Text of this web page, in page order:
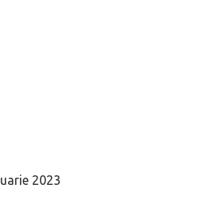
DE PRESĂ
2023